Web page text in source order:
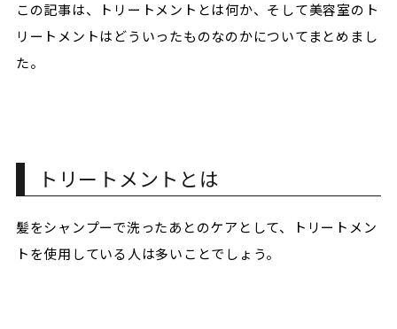
この記事は、トリートメントとは何か、そして美容室のト
リートメントはどういったものなのかについてまとめまし
た。
トリートメントとは
髪をシャンプーで洗ったあとのケアとして、トリートメン
トを使用している人は多いことでしょう。